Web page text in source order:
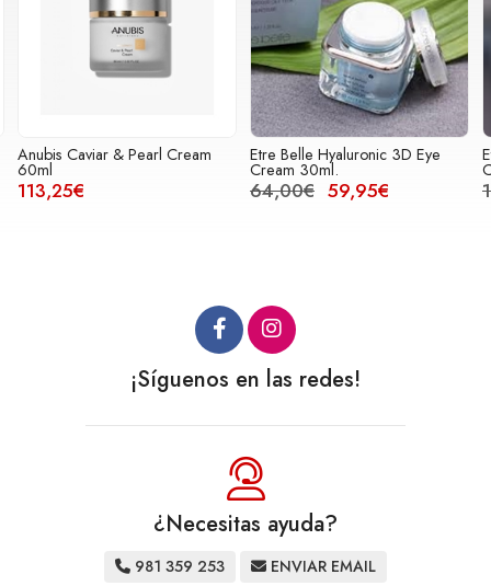
Etre Belle Hyaluronic 3D Eye
Cream 30ml.
64,00€
Etre Belle Hyaluronic 3D Face
Care Set
145,00€ 120,00€
¡Síguenos en las redes!
¿Necesitas ayuda?
981 359 253 ENVIAR EMAIL